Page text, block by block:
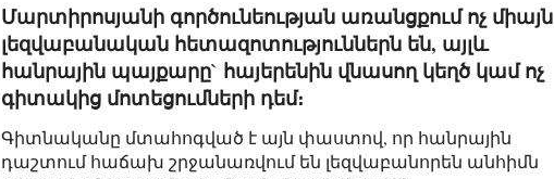
Մարտիրոսյանի գործունեության առանցքում ոչ միայն
լեզվաբանական հետազոտություններն են, այլև
հանրային պայքարը` հայերենին վնասող կեղծ կամ ոչ
գիտակից մոտեցումների դեմ։
Գիտնականը մտահոգված է այն փաստով, որ հանրային
դաշտում հաճախ շրջանառվում են լեզվաբանորեն անհիմն